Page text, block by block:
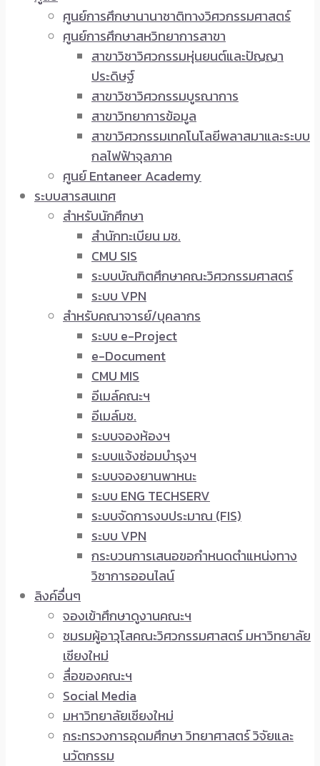
ศูนย์การศึกษานานาชาติทางวิศวกรรมศาสตร์
ศูนย์การศึกษาสหวิทยาการสาขา
สาขาวิชาวิศวกรรมหุ่นยนต์และปัญญา
ประดิษฐ์
สาขาวิชาวิศวกรรมบูรณาการ
สาขาวิทยาการข้อมูล
สาขาวิศวกรรมเทคโนโลยีพลาสมาและระบบ
กลไฟฟ้าจุลภาค
ศูนย์ Entaneer Academy
ระบบสารสนเทศ
สำหรับนักศึกษา
สำนักทะเบียน มช.
CMU SIS
ระบบบัณฑิตศึกษาคณะวิศวกรรมศาสตร์
ระบบ VPN
สำหรับคณาจารย์/บุคลากร
ระบบ e-Project
e-Document
CMU MIS
อีเมล์คณะฯ
อีเมล์มช.
ระบบจองห้องฯ
ระบบแจ้งซ่อมบำรุงฯ
ระบบจองยานพาหนะ
ระบบ ENG TECHSERV
ระบบจัดการงบประมาณ (FIS)
ระบบ VPN
กระบวนการเสนอขอกำหนดตำแหน่งทาง
วิชาการออนไลน์
ลิงค์อื่นๆ
จองเข้าศึกษาดูงานคณะฯ
ชมรมผู้อาวุโสคณะวิศวกรรมศาสตร์ มหาวิทยาลัย
เชียงใหม่
สื่อของคณะฯ
Social Media
มหาวิทยาลัยเชียงใหม่
กระทรวงการอุดมศึกษา วิทยาศาสตร์ วิจัยและ
นวัตกรรม